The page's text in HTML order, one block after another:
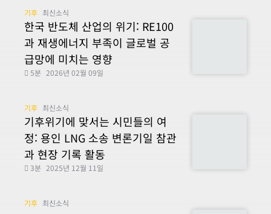
기후 최신소식
한국 반도체 산업의 위기: RE100
과 재생에너지 부족이 글로벌 공
급망에 미치는 영향
5분 2026년 02월 09일
기후 최신소식
기후위기에 맞서는 시민들의 여
정: 용인 LNG 소송 변론기일 참관
과 현장 기록 활동
3분 2025년 12월 11일
기후 최신소식